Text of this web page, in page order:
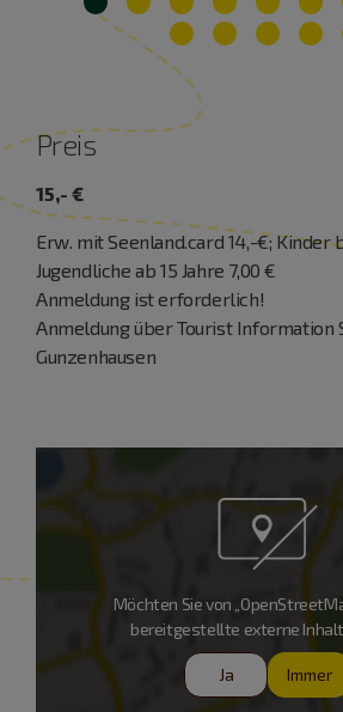
Preis
15,- €
Erw. mit Seenland.card 14,-€; Kinder
Jugendliche ab 15 Jahre 7,00 €
Anmeldung ist erforderlich!
Anmeldung über Tourist Information
Gunzenhausen
Möchten Sie von
bereitgestellte externe
Ja Immer